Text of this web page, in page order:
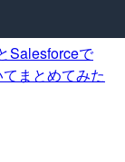
Salesforceで
まとめてみた